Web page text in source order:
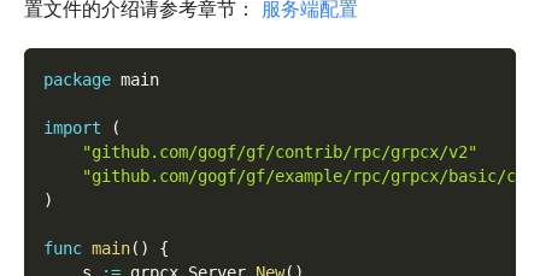
置文件的介绍请参考章节： 服务端配置
package main
import
(
"github.com/gogf/gf/contrib/rpc/grpcx/v2"
"github.com/gogf/gf/example/rpc/grpcx/basic/
)
func main( )
{